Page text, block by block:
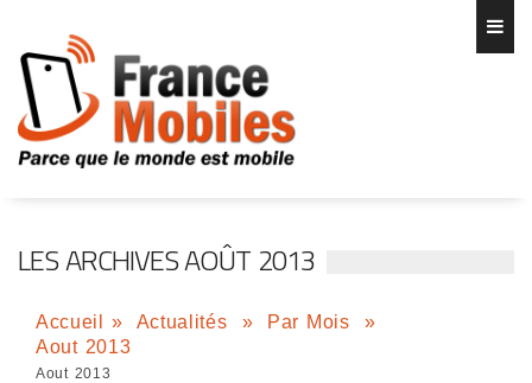
LES ARCHIVES AOÛT 2013
Accueil » Actualités » Par Mois
»
Aout 2013
Aout 2013